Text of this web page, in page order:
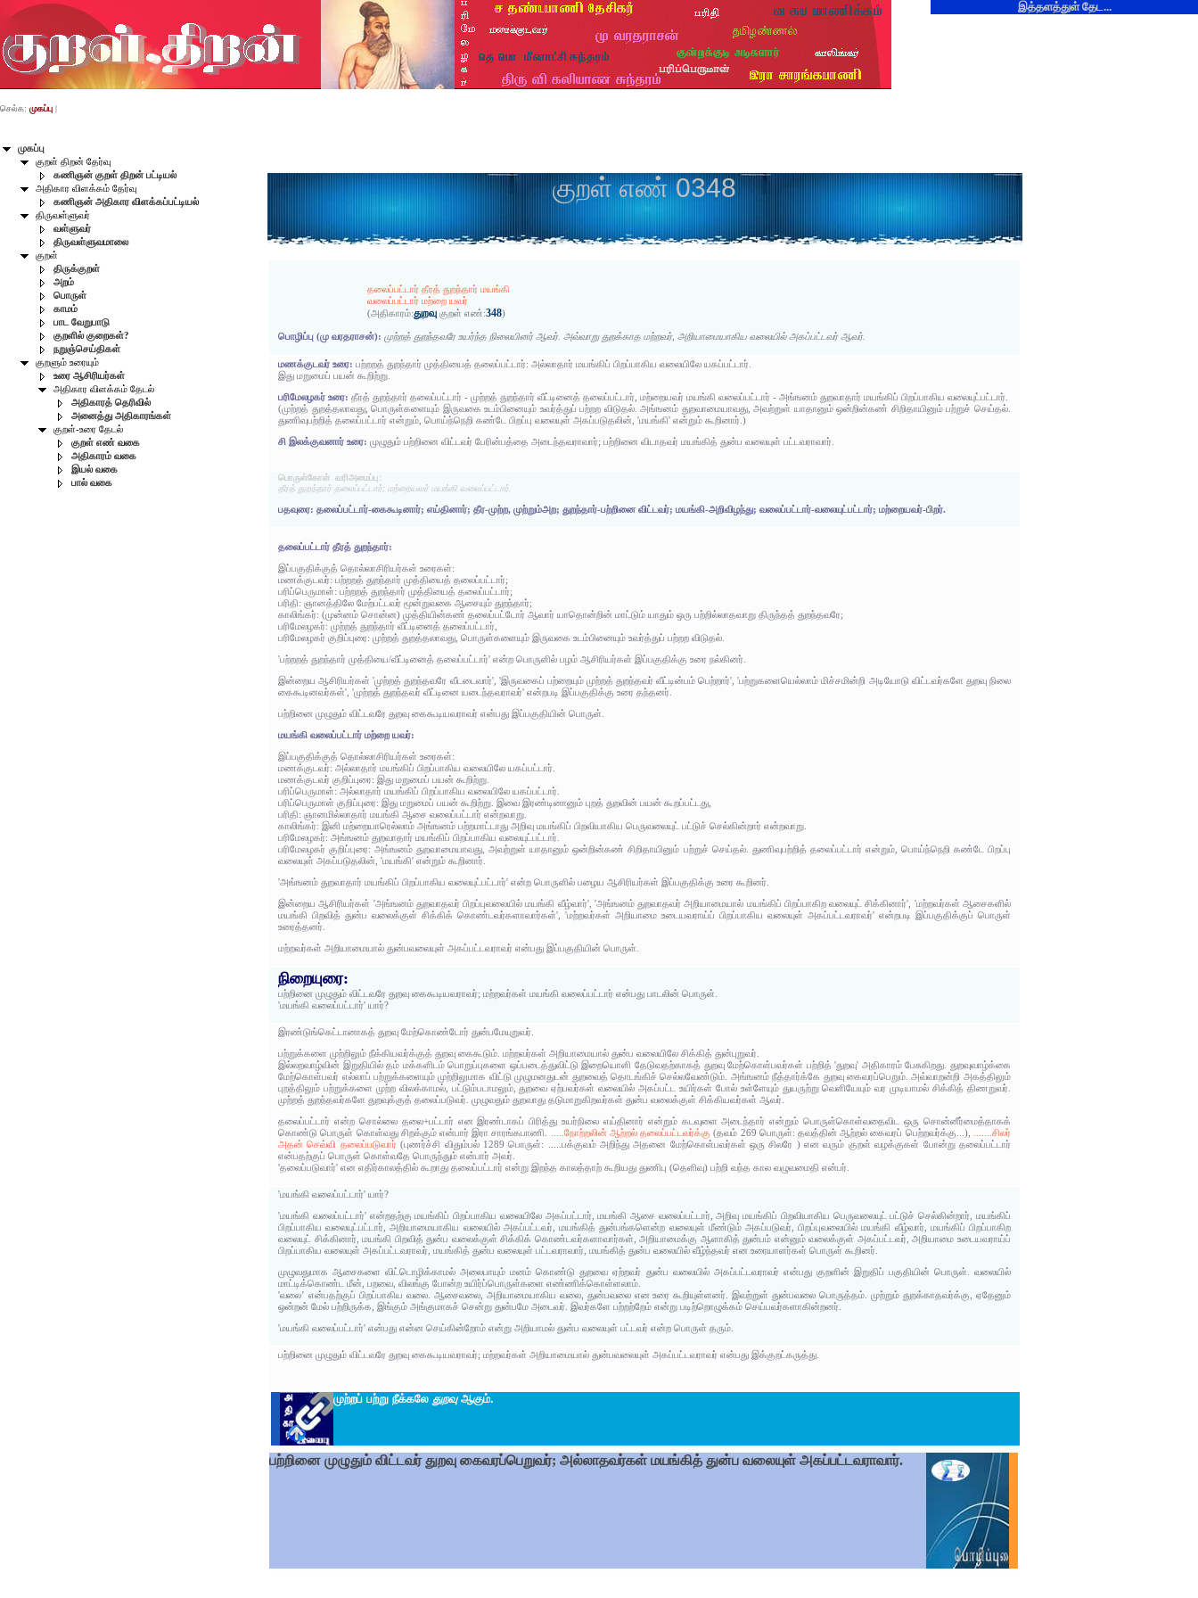
இத்தளத்துள் தேட...
முகப்பு
குறள் திறன் தேர்வு
கணிஞன் குறள் திறன் பட்டியல்
அதிகார விளக்கம் தேர்வு
கணிஞன் அதிகார விளக்கப்பட்டியல்
திருவள்ளுவர்
வள்ளுவர்
திருவள்ளுவமாலை
குறள்
திருக்குறள்
அறம்
பொருள்
காமம்
பாட வேறுபாடு
குறளில் குறைகள்?
நறுஞ்செய்திகள்
குறளும் உரையும்
உரை ஆசிரியர்கள்
அதிகார விளக்கம் தேடல்
அதிகாரத் தெரிவில்
அனைத்து அதிகாரங்கள்
குறள்-உரை தேடல்
குறள் எண் வகை
அதிகாரம் வகை
இயல் வகை
பால் வகை
செல்க: முகப்பு |
குறள் எண் 0348
தலைப்பட்டார் தீரத் துறந்தார் மயங்கி
வலைப்பட்டார் மற்றை யவர்
(அதிகாரம்:துறவு குறள் எண்:348)
பொழிப்பு (மு வரதராசன்): முற்றத் துறந்தவரே உயர்ந்த நிலையினர் ஆவர். அவ்வாறு துறக்காத மற்றவர், அறியாமையாகிய வலையில் அகப்பட்டவர் ஆவர்.
மணக்குடவர் உரை:பற்றறத் துறந்தார் முத்தியைத் தலைப்பட்டார்: அல்லாதார் மயங்கிப் பிறப்பாகிய வலையிலே யகப்பட்டார்.
இது மறுமைப் பயன் கூறிற்று.
பரிமேலழகர் உரை:தீரத் துறந்தார் தலைப்பட்டார் - முற்றத் துறந்தார் வீட்டினைத் தலைப்பட்டார், மற்றையவர் மயங்கி வலைப்பட்டார் - அங்ஙனம் துறவாதார் மயங்கிப் பிறப்பாகிய வலையுட்பட்டார்.
(முற்றத் துறத்தலாவது, பொருள்களையும் இருவகை உடம்பினையும் உவர்த்துப் பற்றற விடுதல். அங்ஙனம் துறவாமையாவது, அவற்றுள் யாதானும் ஒன்றின்கண் சிறிதாயினும் பற்றுச் செய்தல்.
துணிவுபற்றித் தலைப்பட்டார் என்றும், பொய்ந்நெறி கண்டே பிறப்பு வலையுள் அகப்படுதலின், 'மயங்கி' என்றும் கூறினார்.)
சி இலக்குவனார் உரை:முழுதும் பற்றினை விட்டவர் பேரின்பத்தை அடைந்தவராவார்; பற்றினை விடாதவர் மயங்கித் துன்ப வலையுள் பட்டவராவார்.
பொருள்கோள் வரிஅமைப்பு:
தீரத் துறந்தார் தலைப்பட்டார்; மற்றையவர் மயங்கி வலைப்பட்டார்.
பதவுரை: தலைப்பட்டார்-கைகூடினார்; எய்தினார்; தீர-முற்ற, முற்றும்அற; துறந்தார்-பற்றினை விட்டவர்; மயங்கி-அறிவிழந்து; வலைப்பட்டார்-வலையுட்பட்டார்; மற்றையவர்-பிறர்.
தலைப்பட்டார் தீரத் துறந்தார்:
இப்பகுதிக்குத் தொல்லாசிரியர்கள் உரைகள்:
மணக்குடவர்: பற்றறத் துறந்தார் முத்தியைத் தலைப்பட்டார்;
பரிப்பெருமாள்: பற்றறத் துறந்தார் முத்தியைத் தலைப்பட்டார்;
பரிதி: ஞானத்திலே மேற்பட்டவர் மூன்றுவகை ஆசையும் துறந்தார்;
காலிங்கர்: (முன்னம் சொன்ன) முத்தியின்கண் தலைப்பட்டோர் ஆவார் யாதொன்றின் மாட்டும் யாதும் ஒரு பற்றில்லாதவாறு திருந்தத் துறந்தவரே;
பரிமேலழகர்: முற்றத் துறந்தார் வீட்டினைத் தலைப்பட்டார்,
பரிமேலழகர் குறிப்புரை: முற்றத் துறத்தலாவது, பொருள்களையும் இருவகை உடம்பினையும் உவர்த்துப் பற்றற விடுதல்.
'பற்றறத் துறந்தார் முத்தியை/வீட்டினைத் தலைப்பட்டார்' என்ற பொருளில் பழம் ஆசிரியர்கள் இப்பகுதிக்கு உரை நல்கினர்.
இன்றைய ஆசிரியர்கள் 'முற்றத் துறந்தவரே வீடடைவார்', 'இருவகைப் பற்றையும் முற்றத் துறந்தவர் வீட்டின்பம் பெற்றார்', 'பற்றுகளையெல்லாம் மிச்சமின்றி அடியோடு விட்டவர்களே துறவு நிலை
கைகூடினவர்கள்', 'முற்றத் துறந்தவர் வீட்டினை யடைந்தவராவர்' என்றபடி இப்பகுதிக்கு உரை தந்தனர்.
பற்றினை முழுதும் விட்டவரே துறவு கைகூடியவராவர் என்பது இப்பகுதியின் பொருள்.
மயங்கி வலைப்பட்டார் மற்றை யவர்:
இப்பகுதிக்குத் தொல்லாசிரியர்கள் உரைகள்:
மணக்குடவர்: அல்லாதார் மயங்கிப் பிறப்பாகிய வலையிலே யகப்பட்டார்.
மணக்குடவர் குறிப்புரை: இது மறுமைப் பயன் கூறிற்று.
பரிப்பெருமாள்: அல்லாதார் மயங்கிப் பிறப்பாகிய வலையிலே யகப்பட்டார்.
பரிப்பெருமாள் குறிப்புரை: இது மறுமைப் பயன் கூறிற்று. இவை இரண்டினானும் புறத் துறவின் பயன் கூறப்பட்டது,
பரிதி: ஞானமில்லாதார் மயங்கி ஆசை வலைப்பட்டார் என்றவாறு.
காலிங்கர்: இனி மற்றையாரெல்லாம் அங்ஙனம் பற்றமாட்டாது அறிவு மயங்கிப் பிறவியாகிய பெருவலையுட் பட்டுச் செல்கின்றார் என்றவாறு.
பரிமேலழகர்: அங்ஙனம் துறவாதார் மயங்கிப் பிறப்பாகிய வலையுட்பட்டார்.
பரிமேலழகர் குறிப்புரை: அங்ஙனம் துறவாமையாவது, அவற்றுள் யாதானும் ஒன்றின்கண் சிறிதாயினும் பற்றுச் செய்தல். துணிவுபற்றித் தலைப்பட்டார் என்றும், பொய்ந்நெறி கண்டே பிறப்பு
வலையுள் அகப்படுதலின், 'மயங்கி' என்றும் கூறினார்.
'அங்ஙனம் துறவாதார் மயங்கிப் பிறப்பாகிய வலையுட்பட்டார்' என்ற பொருளில் பழைய ஆசிரியர்கள் இப்பகுதிக்கு உரை கூறினர்.
இன்றைய ஆசிரியர்கள் 'அங்ஙனம் துறவாதவர் பிறப்புவலையில் மயங்கி வீழ்வார்', 'அங்ஙனம் துறவாதவர் அறியாமையால் மயங்கிப் பிறப்பாகிற வலையுட் சிக்கினார்', 'மற்றவர்கள் ஆசைகளில்
மயங்கி பிறவித் துன்ப வலைக்குள் சிக்கிக் கொண்டவர்களாவார்கள்', 'மற்றவர்கள் அறியாமை உடையவராய்ப் பிறப்பாகிய வலையுள் அகப்பட்டவராவர்' என்றபடி இப்பகுதிக்குப் பொருள்
உரைத்தனர்.
மற்றவர்கள் அறியாமையால் துன்பவலையுள் அகப்பட்டவராவர் என்பது இப்பகுதியின் பொருள்.
நிறையுரை:
பற்றினை முழுதும் விட்டவரே துறவு கைகூடியவராவர்; மற்றவர்கள் மயங்கி வலைப்பட்டார் என்பது பாடலின் பொருள்.
'மயங்கி வலைப்பட்டார்' யார்?
இரண்டுங்கெட்டானாகத் துறவு மேற்கொண்டோர் துன்பமேயுறுவர்.
பற்றுக்களை முற்றிலும் நீக்கியவர்க்குத் துறவு கைகூடும். மற்றவர்கள் அறியாமையால் துன்ப வலையிலே சிக்கித் துன்புறுவர்.
இல்லறவாழ்வின் இறுதியில் தம் மக்களிடம் பொறுப்புகளை ஒப்படைத்துவிட்டு இறையொளி தேடுவதற்காகத் துறவு மேற்கொள்பவர்கள் பற்றித் 'துறவு' அதிகாரம் பேசுகிறது. துறவுவாழ்க்கை
மேற்கொள்பவர் எல்லாப் பற்றுக்களையும் முற்றிலுமாக விட்டு முழுமனதுடன் துறவைத் தொடங்கிச் செல்லவேண்டும். அங்ஙனம் நீத்தார்க்கே துறவு கைவரப்பெறும். அவ்வாறன்றி அகத்திலும்
புறத்திலும் பற்றுக்களை முற்ற விலக்காமல், பட்டும்படாமலும், துறவை ஏற்பவர்கள் வலையில் அகப்பட்ட உயிர்கள் போல் உள்ளேயும் துயருற்று வெளியேயும் வர முடியாமல் சிக்கித் திணறுவர்.
முற்றத் துறந்தவர்களே துறவுக்குத் தலைப்படுவர். முழுவதும் துறவாது தடுமாறுகிறவர்கள் துன்ப வலைக்குள் சிக்கியவர்கள் ஆவர்.
தலைப்பட்டார் என்ற சொல்லை தலை+பட்டார் என இரண்டாகப் பிரித்து உயர்நிலை எய்தினார் என்றும் கடவுளை அடைந்தார் என்றும் பொருள்கொள்வதைவிட ஒரு சொன்னீர்மைத்தாகக்
கொண்டு பொருள் கொள்வது சிறக்கும் என்பார் இரா சாரங்கபாணி.
.....நோற்றலின் ஆற்றல் தலைப்பட்டவர்க்கு(தவம் 269 பொருள்: தவத்தின் ஆற்றல் கைவரப் பெற்றவர்க்கு...),
.......சிலர்
அதன் செவ்வி தலைப்படுவார்(புணர்ச்சி விதும்பல் 1289 பொருள்: .....பக்குவம் அறிந்து அதனை மேற்கொள்பவர்கள் ஒரு சிலரே ) என வரும் குறள் வழக்குகள் போன்று தலைப்பட்டார்
என்பதற்குப் பொருள் கொள்வதே பொருந்தும் என்பார் அவர்.
'தலைப்படுவார்' என எதிர்காலத்தில் கூறாது தலைப்பட்டார் என்று இறந்த காலத்தாற் கூறியது துணிபு (தெளிவு) பற்றி வந்த கால வழுவமைதி என்பர்.
'மயங்கி வலைப்பட்டார்' யார்?
'மயங்கி வலைப்பட்டார்' என்றதற்கு மயங்கிப் பிறப்பாகிய வலையிலே அகப்பட்டார், மயங்கி ஆசை வலைப்பட்டார், அறிவு மயங்கிப் பிறவியாகிய பெருவலையுட் பட்டுச் செல்கின்றார், மயங்கிப்
பிறப்பாகிய வலையுட்பட்டார், அறியாமையாகிய வலையில் அகப்பட்டவர், மயங்கித் துன்பங்களென்ற வலையுள் மீண்டும் அகப்படுவர், பிறப்புவலையில் மயங்கி வீழ்வார், மயங்கிப் பிறப்பாகிற
வலையுட் சிக்கினார், மயங்கி பிறவித் துன்ப வலைக்குள் சிக்கிக் கொண்டவர்களாவார்கள், அறியாமைக்கு ஆளாகித் துன்பம் என்னும் வலைக்குள் அகப்பட்டவர், அறியாமை உடையவராய்ப்
பிறப்பாகிய வலையுள் அகப்பட்டவராவர், மயங்கித் துன்ப வலையுள் பட்டவராவார், மயங்கித் துன்ப வலையில் வீழ்ந்தவர் என உரையாளர்கள் பொருள் கூறினர்.
முழுவதுமாக ஆசைகளை விட்டொழிக்காமல் அலைபாயும் மனம் கொண்டு துறவை ஏற்றவர் துன்ப வலையில் அகப்பட்டவராவர் என்பது குறளின் இறுதிப் பகுதியின் பொருள். வலையில்
மாட்டிக்கொண்ட மீன், பறவை, விலங்கு போன்ற உயிர்ப்பொருள்களை எண்ணிக்கொள்ளலாம்.
'வலை’ என்பதற்குப் பிறப்பாகிய வலை. ஆசைவலை, அறியாமையாகிய வலை, துன்பவலை என உரை கூறியுள்ளனர். இவற்றுள் துன்பவலை பொருத்தம். முற்றும் துறக்காதவர்க்கு, ஏதேனும்
ஒன்றன் மேல் பற்றிருக்க, இங்கும் அங்குமாகச் சென்று துன்பமே அடைவர். இவர்களே பற்றற்றேம் என்று படிற்றொழுக்கம் செய்பவர்களாகின்றனர்.
'மயங்கி வலைப்பட்டார்' என்பது என்ன செய்கின்றோம் என்று அறியாமல் துன்ப வலையுள் பட்டவர் என்ற பொருள் தரும்.
பற்றினை முழுதும் விட்டவரே துறவு கைகூடியவராவர்; மற்றவர்கள் அறியாமையால் துன்பவலையுள் அகப்பட்டவராவர் என்பது இக்குறட்கருத்து.
முற்றப் பற்று நீக்கலே துறவுஆகும்.
பற்றினை முழுதும் விட்டவர் துறவு கைவரப்பெறுவர்; அல்லாதவர்கள் மயங்கித் துன்ப வலையுள் அகப்பட்டவராவார்.